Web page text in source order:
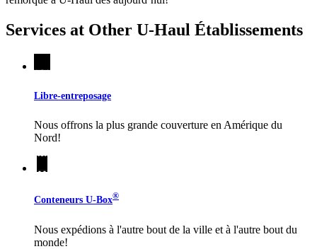
Services at Other U-Haul Établissements
Libre-entreposage
Nous offrons la plus grande couverture en Amérique du
Nord!
Conteneurs U-Box®
Nous expédions à l'autre bout de la ville et à l'autre bout du
monde!